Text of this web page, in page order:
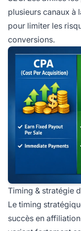
plusieurs canaux à
pour limiter les
conversions.
Timing & stratégie
Le timing
succès en